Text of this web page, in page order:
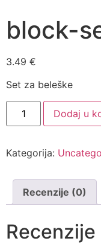
block-
3.49 €
Set za beleške
Dodaj u
Kategorija:
Recenzije (0)
Recenzije